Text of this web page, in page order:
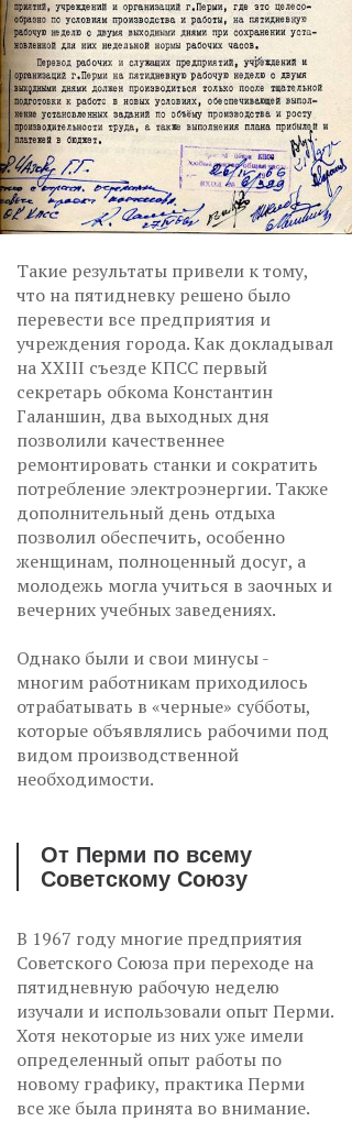
Такие результаты привели к тому,
что на пятидневку решено было
перевести все предприятия и
учреждения города. Как докладывал
на XXIII съезде КПСС первый
секретарь обкома Константин
Галаншин, два выходных дня
позволили качественнее
ремонтировать станки и сократить
потребление электроэнергии. Также
дополнительный день отдыха
позволил обеспечить, особенно
женщинам, полноценный досуг, а
молодежь могла учиться в заочных и
вечерних учебных заведениях.
Однако были и свои минусы -
многим работникам приходилось
отрабатывать в «черные» субботы,
которые объявлялись рабочими под
видом производственной
необходимости.
От Перми по всему
Советскому Союзу
В 1967 году многие предприятия
Советского Союза при переходе на
пятидневную рабочую неделю
изучали и использовали опыт Перми.
Хотя некоторые из них уже имели
определенный опыт работы по
новому графику, практика Перми
все же была принята во внимание.